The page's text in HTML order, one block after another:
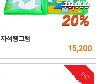
19,000
20%
자석탱그램
15,200
DC